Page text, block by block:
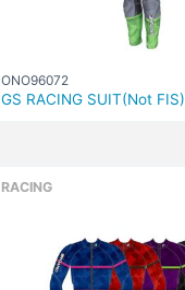
ONO96072
GS RACING SUIT(Not FIS)
RACING